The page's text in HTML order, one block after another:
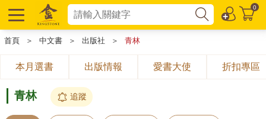
0
首頁 ＞ 中文書 ＞ 出版社 ＞ 青林
本月選書 出版情報 愛書大使 折扣專區
青林 追蹤